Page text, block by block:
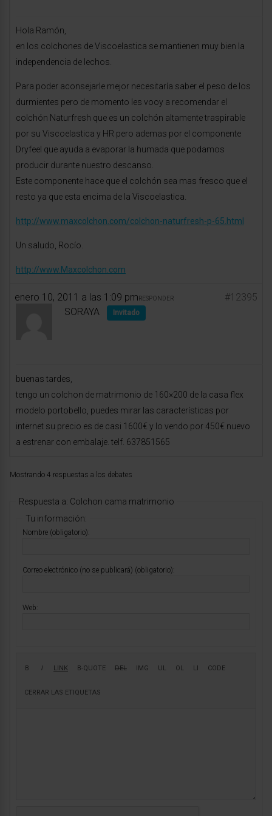
Hola Ramón,
en los colchones de Viscoelastica se mantienen muy bien la
independencia de lechos.
Para poder aconsejarle mejor necesitaría saber el peso de los
durmientes pero de momento les vooy a recomendar el
colchón Naturfresh que es un colchón altamente traspirable
por su Viscoelastica y HR pero ademas por el componente
Dryfeel que ayuda a evaporar la humada que podamos
producir durante nuestro descanso.
Este componente hace que el colchón sea mas fresco que el
resto ya que esta encima de la Viscoelastica.
http://www.maxcolchon.com/colchon-naturfresh-p-65.html
Un saludo, Rocío.
http://www.Maxcolchon.com
enero 10, 2011 a las 1:09 pm #12395
RESPONDER
SORAYA Invitado
buenas tardes,
tengo un colchon de matrimonio de 160×200 de la casa flex
modelo portobello, puedes mirar las características por
internet su precio es de casi 1600€ y lo vendo por 450€ nuevo
a estrenar con embalaje. telf. 637851565
Mostrando 4 respuestas a los debates
Respuesta a: Colchon cama matrimonio
Tu información:
Nombre (obligatorio):
Correo electrónico (no se publicará) (obligatorio):
Web: